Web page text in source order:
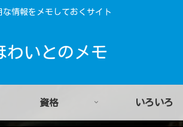
な情報をメモしておくサイト
わいとのメモ
資格 いろいろ